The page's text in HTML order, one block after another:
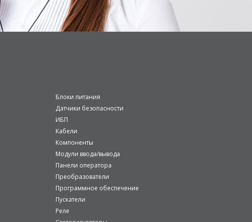
Блоки питания
Датчики безопасности
ИБП
Кабели
Компоненты
Модули ввода/вывода
Панели оператора
Преобразователи
Программное обеспечение
Пускатели
Реле